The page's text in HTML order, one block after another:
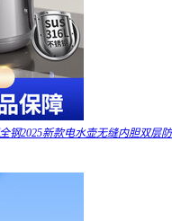
钢2025新款电水壶无缝内胆双层防